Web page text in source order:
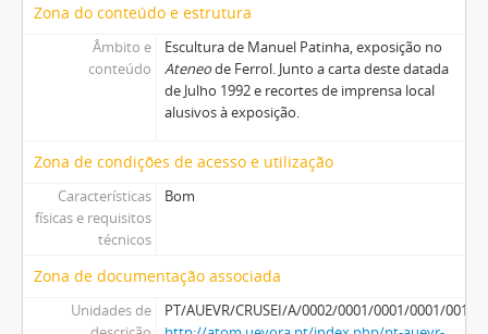
Zona do conteúdo e estrutura
Âmbito e
conteúdo
Escultura de Manuel Patinha, exposição no
Ateneode Ferrol. Junto a carta deste datada
de Julho 1992 e recortes de imprensa local
alusivos à exposição.
Zona de condições de acesso e utilização
Características
físicas e requisitos
técnicos
Bom
Zona de documentação associada
Unidades de
PT/AUEVR/CRUSEI/A/0002/0001/0001/0001/0017